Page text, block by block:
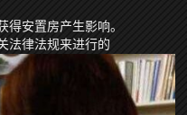
得安置房产生影响。
法律法规来进行的